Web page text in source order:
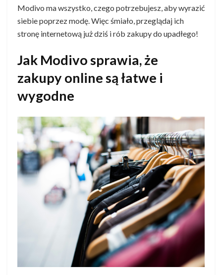
Modivo ma wszystko, czego potrzebujesz, aby wyrazić
siebie poprzez modę. Więc śmiało, przeglądaj ich
stronę internetową już dziś i rób zakupy do upadłego!
Jak Modivo sprawia, że
zakupy online są łatwe i
wygodne